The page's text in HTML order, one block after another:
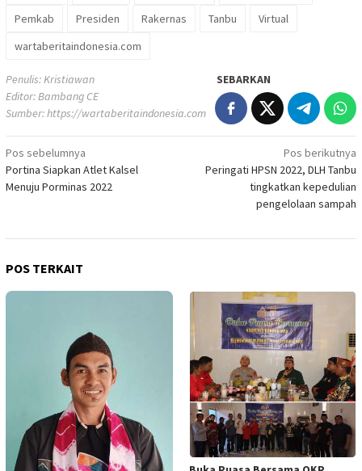
Pemkab
Presiden Rakernas Tanbu
Virtual
wartaberitaindonesia.com
Penulis: Kristiawan
Editor: Bambang CE
Sumber:https://wartaberitaindonesia.com
SEBARKAN
Navigasi
pos
Pos sebelumnya
Portina Siapkan Atlet Kalsel
Menuju Porminas 2022
Pos berikutnya
Peringati HPSN 2022, DLH Tanbu
tingkatkan kepedulian
pengelolaan sampah
POS TERKAIT